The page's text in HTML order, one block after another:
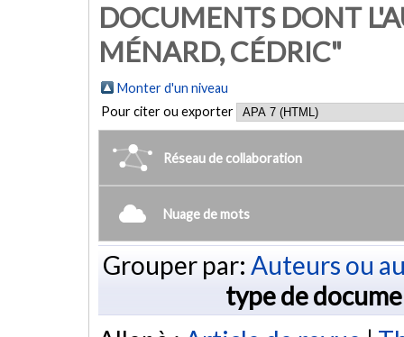
DOCUMENTS DONT
MÉNARD, CÉDRIC"
Monter d'un niveau
Pour citer ou exporter
Réseau de collaboration
Nuage de mots
Grouper par: Auteurs ou
type de